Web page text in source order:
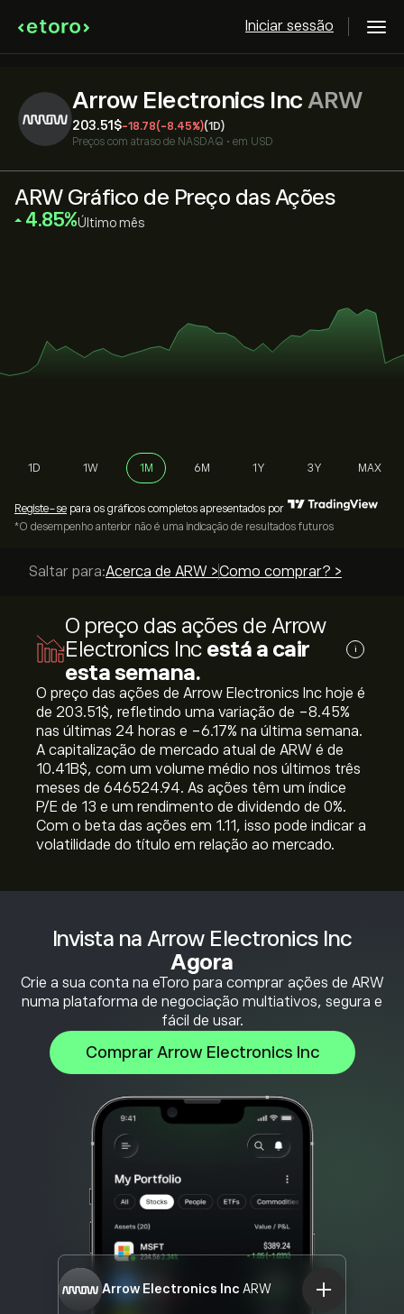
Iniciar sessão
Arrow Electronics Inc ARW
203.51‎$‎-18.78(-8.45%)(1D)
Preços com atraso de NASDAQ • em USD
Invista na Arrow Electronics Inc
Agora
Crie a sua conta na eToro para comprar ações de ARW
numa plataforma de negociação multiativos, segura e
fácil de usar.
Comprar Arrow Electronics Inc
Arrow Electronics Inc ARW
ARW Gráfico de Preço das Ações
‎4.85‎ Último mês
1D 1W 1M 6M 1Y 3Y MAX
Registe-se para os gráficos completos apresentados por
*O desempenho anterior não é uma indicação de resultados futuros
Saltar para:Acerca de ARW >Como comprar? >
O preço das ações de Arrow
Electronics Inc está a cair
esta semana.
i
O preço das ações de Arrow Electronics Inc hoje é
de 203.51‎$‎, refletindo uma variação de ‎-8.45‎%
nas últimas 24 horas e ‎-6.17‎% na última semana.
A capitalização de mercado atual de ARW é de
10.41B‎$‎, com um volume médio nos últimos três
meses de 646524.94. As ações têm um índice
P/E de 13 e um rendimento de dividendo de 0%.
Com o beta das ações em 1.11, isso pode indicar a
volatilidade do título em relação ao mercado.